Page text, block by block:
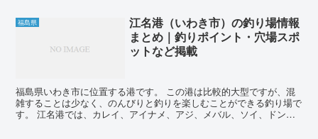
福島県
江名港（いわき市）の釣り場情報
まとめ｜釣りポイント・穴場スポ
ットなど掲載
福島県いわき市に位置する港です。 この港は比較的大型ですが、混
雑することは少なく、のんびりと釣りを楽しむことができる釣り場で
す。 江名港では、カレイ、アイナメ、アジ、メバル、ソイ、ドン